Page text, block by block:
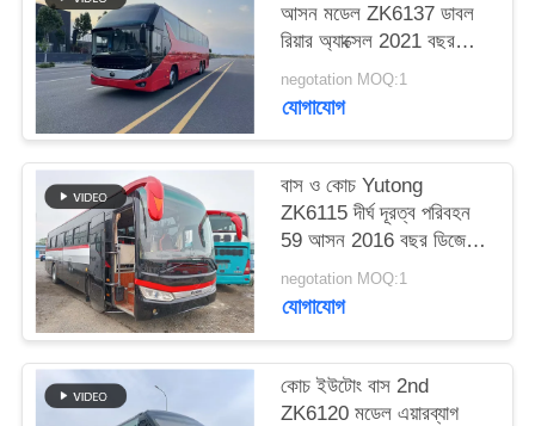
গোপনীয়তা
নীতি
আসন মডেল ZK6137 ডাবল
রিয়ার অ্যাক্সেল 2021 বছর
এয়ারব্যাগ সাসপেনশন
negotation MOQ:1
যোগাযোগ
বাস ও কোচ Yutong
ZK6115 দীর্ঘ দূরত্ব পরিবহন
59 আসন 2016 বছর ডিজেল
বিন্যাস LHD
negotation MOQ:1
যোগাযোগ
কোচ ইউটোং বাস 2nd
ZK6120 মডেল এয়ারব্যাগ